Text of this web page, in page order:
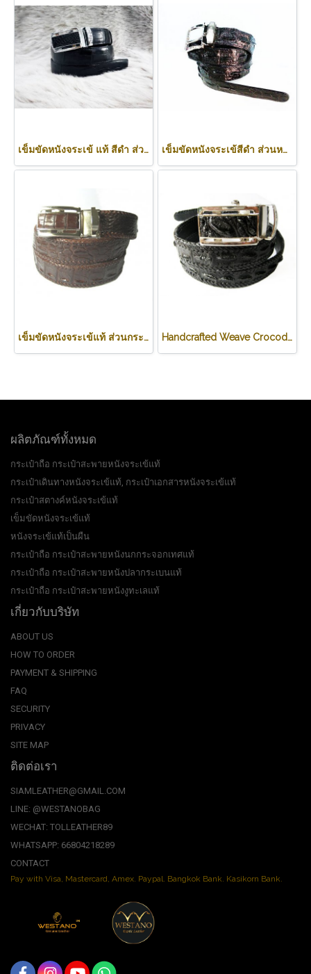
เข็มขัดหนังจระเข้ แท้ สีดำ ส่วนท้อง #CRM640B-ฺBL เข็มขัดหนังจระเข้สีดำ ส่วนหลัง กว้าง 1.3 นิ้ว #CRM638B-BL-03
เข็มขัดหนังจระเข้แท้ ส่วนกระดูกหลัง ถักขอบ สีน้ำตาลช็อกโกแลต #CRM644B-03 Handcrafted Weave Crocodile Belt with in Black Crocodile Leather #CRM644B-01
ผลิตภัณฑ์ทั้งหมด
กระเป๋าถือ กระเป๋าสะพายหนังจระเข้แท้
กระเป๋าเดินทางหนังจระเข้แท้, กระเป๋าเอกสารหนังจระเข้แท้
กระเป๋าสตางค์หนังจระเข้แท้
เข็มขัดหนังจระเข้แท้
หนังจระเข้แท้เป็นผืน
กระเป๋าถือ กระเป๋าสะพายหนังนกกระจอกเทศแท้
กระเป๋าถือ กระเป๋าสะพายหนังปลากระเบนแท้
กระเป๋าถือ กระเป๋าสะพายหนังงูทะเลแท้
เกี่ยวกับบริษัท
ABOUT US
HOW TO ORDER
PAYMENT & SHIPPING
FAQ
SECURITY
PRIVACY
SITE MAP
ติดต่อเรา
SIAMLEATHER@GMAIL.COM
LINE: @WESTANOBAG
WECHAT: TOLLEATHER89
WHATSAPP: 66804218289
CONTACT
Pay with Visa, Mastercard, Amex. Paypal. Bangkok Bank. Kasikorn Bank.